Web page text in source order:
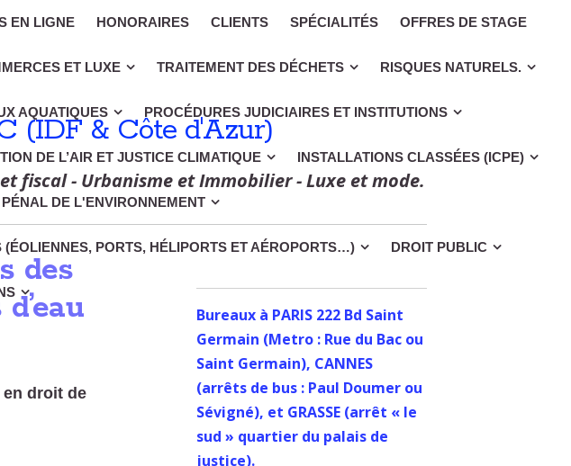
EN LIGNE HONORAIRES CLIENTS SPÉCIALITÉS OFFRES DE STAGE
ET LUXE TRAITEMENT DES DÉCHETS RISQUES NATURELS.
AQUATIQUES PROCÉDURES JUDICIAIRES ET INSTITUTIONS
DE L’AIR ET JUSTICE CLIMATIQUE INSTALLATIONS CLASSÉES (ICPE)
DE L'ENVIRONNEMENT
PORTS, HÉLIPORTS ET AÉROPORTS…) DROIT PUBLIC
(IDF & Côte d'Azur)
fiscal - Urbanisme et Immobilier - Luxe et mode.
des
en droit de
Bureaux à PARIS 222 Bd Saint
Germain (Metro : Rue du Bac ou
Saint Germain), CANNES
(arrêts de bus : Paul Doumer ou
Sévigné), et GRASSE (arrêt « le
sud » quartier du palais de
justice).